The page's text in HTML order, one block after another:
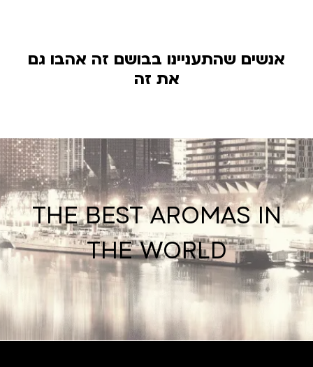
אנשים שהתעניינו בבושם זה אהבו גם
את זה
THE BEST AROMAS IN
THE WORLD